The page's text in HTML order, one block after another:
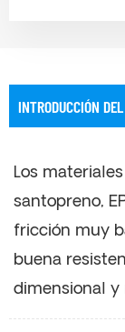
INTRODUCCIÓN
Los
santopreno,
fricción muy
buena
dimensional y